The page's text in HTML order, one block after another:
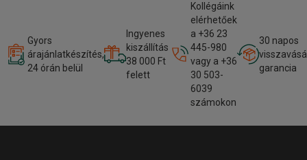
Gyors
árajánlatkészítés,
24 órán belül
Ingyenes
kiszállítás
38 000 Ft
felett
Kollégáink
elérhetőek
a +36 23
445-980
vagy a +36
30 503-
6039
számokon
30 napos
garancia